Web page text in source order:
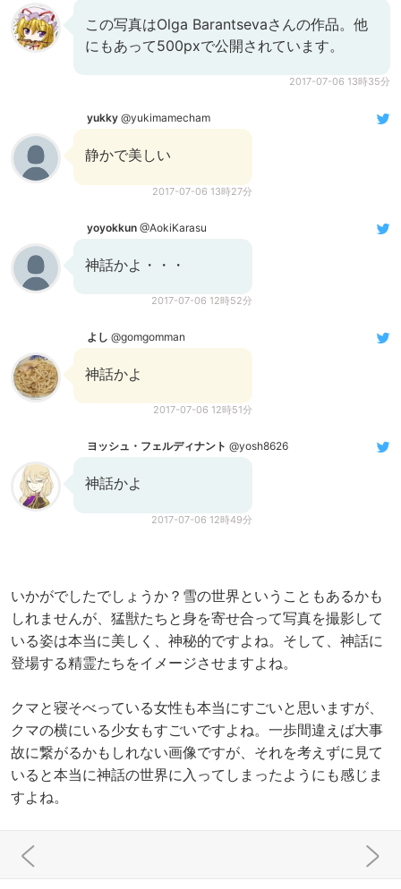
この写真はOlga Barantsevaさんの作品。他
にもあって500pxで公開されています。
2017-07-06 13時35分
yukky @yukimamecham
静かで美しい
2017-07-06 13時27分
yoyokkun @AokiKarasu
神話かよ・・・
2017-07-06 12時52分
よし @gomgomman
神話かよ
2017-07-06 12時51分
ヨッシュ・フェルディナント @yosh8626
神話かよ
2017-07-06 12時49分
いかがでしたでしょうか？雪の世界ということもあるかも
しれませんが、猛獣たちと身を寄せ合って写真を撮影して
いる姿は本当に美しく、神秘的ですよね。そして、神話に
登場する精霊たちをイメージさせますよね。
クマと寝そべっている女性も本当にすごいと思いますが、
クマの横にいる少女もすごいですよね。一歩間違えば大事
故に繋がるかもしれない画像ですが、それを考えずに見て
いると本当に神話の世界に入ってしまったようにも感じま
すよね。